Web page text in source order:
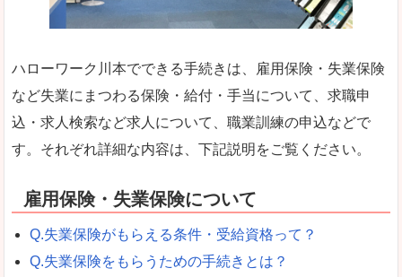
ハローワーク川本でできる手続きは、雇用保険・失業保険
など失業にまつわる保険・給付・手当について、求職申
込・求人検索など求人について、職業訓練の申込などで
す。それぞれ詳細な内容は、下記説明をご覧ください。
雇用保険・失業保険について
Q.失業保険がもらえる条件・受給資格って？
Q.失業保険をもらうための手続きとは？